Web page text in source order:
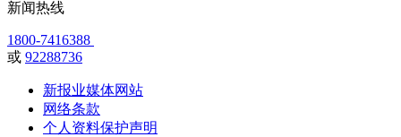
新闻热线
1800-7416388
或 92288736
新报业媒体网站
网络条款
个人资料保护声明